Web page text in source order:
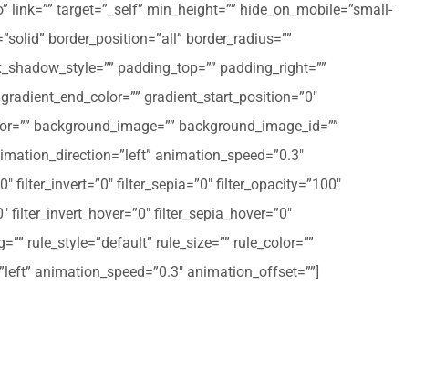
target=”_self” min_height=”” hide_on_mobile=”small-
border_position=”all” border_radius=””
padding_top=”” padding_right=””
gradient_start_position=”0″
background_image=”” background_image_id=””
animation_speed=”0.3″
filter_invert=”0″ filter_sepia=”0″ filter_opacity=”100″
filter_sepia_hover=”0″
rule_style=”default” rule_size=”” rule_color=””
animation_speed=”0.3″ animation_offset=””]